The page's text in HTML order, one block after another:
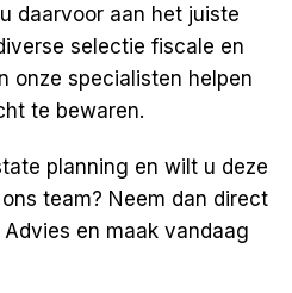
daarvoor aan het juiste
selectie fiscale en
onze specialisten helpen
te bewaren.
planning en wilt u deze
team? Neem dan direct
en maak vandaag